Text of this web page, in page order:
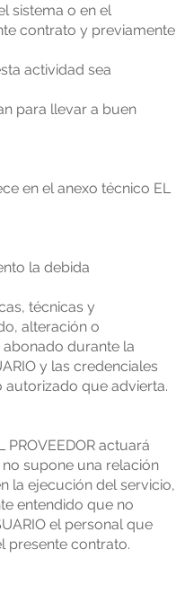
sistema o en el
contrato y previamente
actividad sea
para llevar a buen
en el anexo técnico EL
la debida
técnicas y
alteración o
durante la
y las credenciales
autorizado que advierta.
actuará
supone una relación
la ejecución del servicio,
entendido que no
el personal que
presente contrato.